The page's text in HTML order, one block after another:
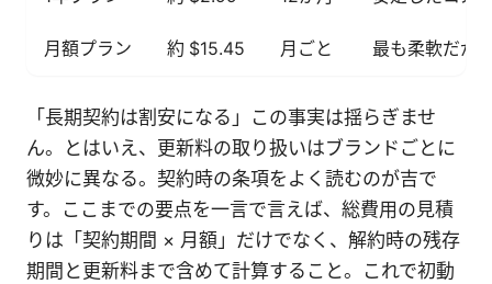
月額プラン 約 $15.45 月ごと 最も柔軟だが
「長期契約は割安になる」この事実は揺らぎませ
ん。とはいえ、更新料の取り扱いはブランドごとに
微妙に異なる。契約時の条項をよく読むのが吉で
す。ここまでの要点を一言で言えば、総費用の見積
りは「契約期間 × 月額」だけでなく、解約時の残存
期間と更新料まで含めて計算すること。これで初動